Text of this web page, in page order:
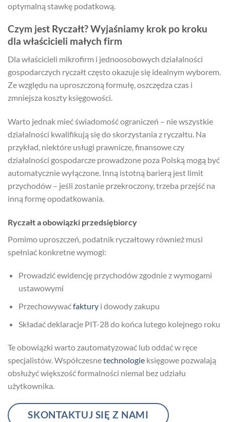
optymalną stawkę podatkową.
Czym jest Ryczałt? Wyjaśniamy krok po kroku
dla właścicieli małych firm
Dla właścicieli mikrofirm i jednoosobowych działalności
gospodarczych ryczałt często okazuje się idealnym wyborem.
Ze względu na uproszczoną formułę, oszczędza czas i
zmniejsza koszty księgowości.
Warto jednak mieć świadomość ograniczeń – nie wszystkie
działalności kwalifikują się do skorzystania z ryczałtu. Na
przykład, niektóre usługi prawnicze, finansowe czy
działalności gospodarcze prowadzone poza Polską mogą być
automatycznie wyłączone. Inną istotną barierą jest limit
przychodów – jeśli zostanie przekroczony, trzeba przejść na
inną formę opodatkowania.
Ryczałt a obowiązki przedsiębiorcy
Pomimo uproszczeń, podatnik ryczałtowy również musi
spełniać konkretne wymogi:
Prowadzić ewidencję przychodów zgodnie z wymogami
ustawowymi
Przechowywaćfakturyi dowody zakupu
Składać deklaracje PIT-28 do końca lutego kolejnego roku
Te obowiązki warto zautomatyzować lub oddać w ręce
specjalistów. Współczesnetechnologie księgowe pozwalają
obsłużyć większość formalności niemal bez udziału
użytkownika.
SKONTAKTUJ SIĘ Z NAMI